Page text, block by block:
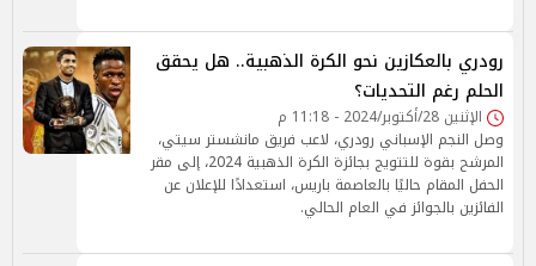
رودري بالعكازين نحو الكرة الذهبية.. هل يحقق
الحلم رغم التحديات؟
الإثنين 28/أكتوبر/2024 - 11:18 م
وصل النجم الإسباني رودري، لاعب فريق مانشستر سيتي،
المرشح بقوة للتتويج بجائزة الكرة الذهبية 2024، إلى مقر
الحفل المقام حاليًا بالعاصمة باريس، استعدادًا للإعلان عن
الفائزين بالجوائز في العام الحالي.